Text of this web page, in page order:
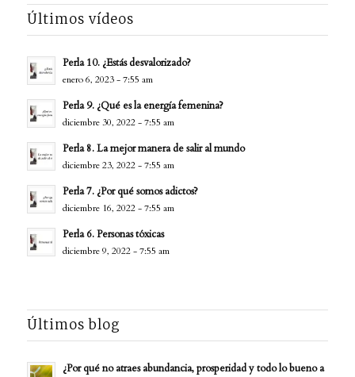
Últimos vídeos
Perla 10. ¿Estás desvalorizado?
enero 6, 2023 - 7:55 am
Perla 9. ¿Qué es la energía femenina?
diciembre 30, 2022 - 7:55 am
Perla 8. La mejor manera de salir al mundo
diciembre 23, 2022 - 7:55 am
Perla 7. ¿Por qué somos adictos?
diciembre 16, 2022 - 7:55 am
Perla 6. Personas tóxicas
diciembre 9, 2022 - 7:55 am
Últimos blog
¿Por qué no atraes abundancia, prosperidad y todo lo bueno a